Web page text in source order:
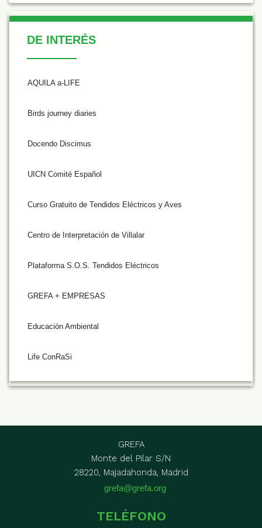
De Interés
DE INTERÉS
AQUILA a-LIFE
Birds journey diaries
Docendo Discimus
UICN Comité Español
Curso Gratuito de Tendidos Eléctricos y Aves
Centro de Interpretación de Villalar
Plataforma S.O.S. Tendidos Eléctricos
GREFA + EMPRESAS
Educación Ambiental
Life ConRaSi
GREFA
Monte del Pilar S/N
28220, Majadahonda, Madrid
grefa@grefa.org
TELÉFONO